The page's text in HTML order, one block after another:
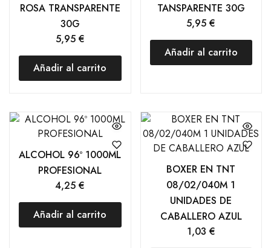
ROSA TRANSPARENTE
30G
5,95 €
Añadir al carrito
TANSPARENTE 30G
5,95€
Añadir al carrito
ALCOHOL 96º 1000ML
PROFESIONAL
4,25€
Añadir al carrito
BOXER EN TNT
08/02/040M 1
UNIDADES DE
CABALLERO AZUL
1,03 €